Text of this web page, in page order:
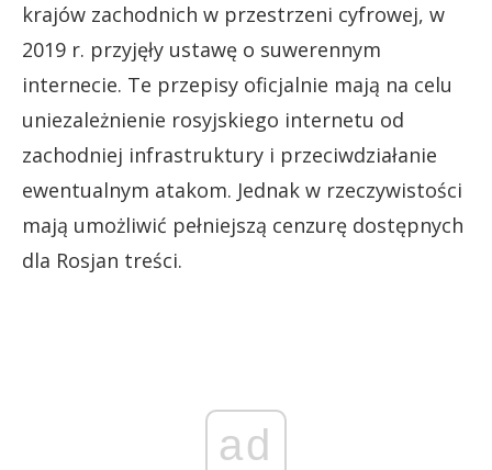
krajów zachodnich w przestrzeni cyfrowej, w
2019 r. przyjęły ustawę o suwerennym
internecie. Te przepisy oficjalnie mają na celu
uniezależnienie rosyjskiego internetu od
zachodniej infrastruktury i przeciwdziałanie
ewentualnym atakom. Jednak w rzeczywistości
mają umożliwić pełniejszą cenzurę dostępnych
dla Rosjan treści.
ad